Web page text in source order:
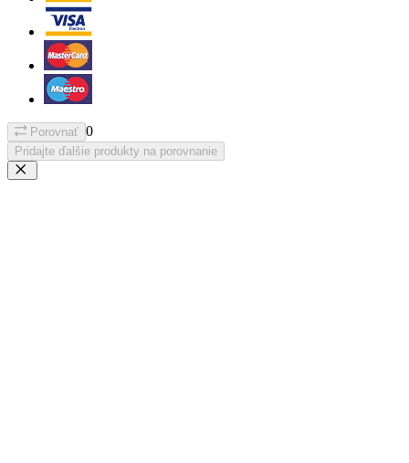
Porovnať 0
Pridajte ďalšie produkty na porovnanie